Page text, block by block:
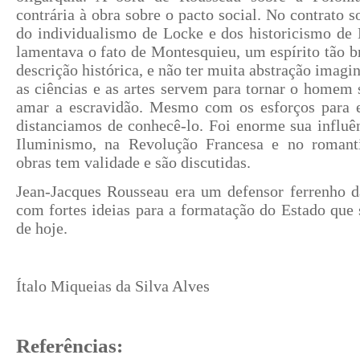
contrária à obra sobre o pacto social. No contrato
do individualismo de Locke e dos historicismo de
lamentava o fato de Montesquieu, um espírito tão
descrição histórica, e não ter muita abstração
as ciências e as artes servem para tornar o
amar a escravidão. Mesmo com os esforços para
distanciamos de conhecê-lo. Foi enorme sua
Iluminismo, na Revolução Francesa e no
obras tem validade e são discutidas.
Jean-Jacques Rousseau era um defensor ferrenho
com fortes ideias para a formatação do Estado que
de hoje.
Ítalo Miqueias da Silva Alves
Referências: